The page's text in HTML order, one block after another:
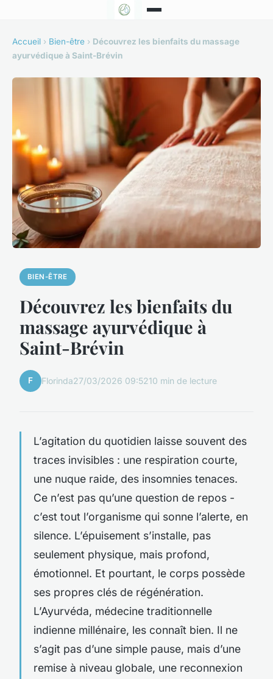
Accueil › Bien-être › Découvrez les bienfaits du massage
ayurvédique à Saint-Brévin
BIEN-ÊTRE
Découvrez les bienfaits du
massage ayurvédique à
Saint-Brévin
F Florinda27/03/2026 09:5210 min de lecture
L’agitation du quotidien laisse souvent des
traces invisibles : une respiration courte,
une nuque raide, des insomnies tenaces.
Ce n’est pas qu’une question de repos -
c’est tout l’organisme qui sonne l’alerte, en
silence. L’épuisement s’installe, pas
seulement physique, mais profond,
émotionnel. Et pourtant, le corps possède
ses propres clés de régénération.
L’Ayurvéda, médecine traditionnelle
indienne millénaire, les connaît bien. Il ne
s’agit pas d’une simple pause, mais d’une
remise à niveau globale, une reconnexion